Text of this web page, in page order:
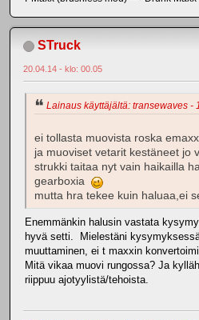
STruck
20.04.14 - klo: 00.05
Lainaus käyttäjältä: transewaves -
ei tollasta muovista roska
ja muoviset vetarit kestäneet jo
strukki taitaa nyt vain haikailla
gearboxia
mutta hra tekee kuin haluaa,ei
Enemmänkin halusin vastata
hyvä setti. Mielestäni
muuttaminen, ei t maxxin
Mitä vikaa muovi rungossa? Ja
riippuu ajotyylistä/tehoista.